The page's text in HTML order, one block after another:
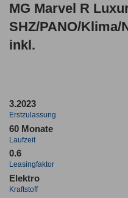
MG Marvel R
SHZ/PANO/
inkl.
3.2023
Erstzulassung
60 Monate
Laufzeit
0.6
Leasingfaktor
Elektro
Kraftstoff